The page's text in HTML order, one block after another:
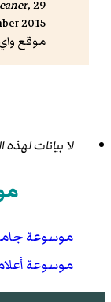
, 29
2015.
موقع
لا بيانات
موسوعة
موسوعة